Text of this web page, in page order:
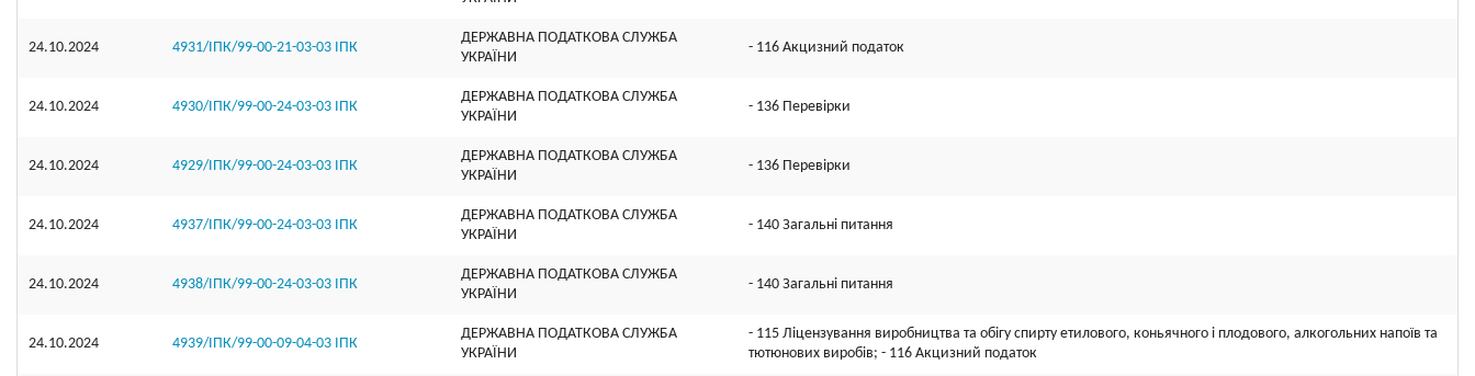
24.10.2024 4931/ІПК/99-00-21-03-03 ІПК
ДЕРЖАВНА ПОДАТКОВА СЛУЖБА
УКРАЇНИ
- 116 Акцизний податок
24.10.2024 4930/ІПК/99-00-24-03-03 ІПК
ДЕРЖАВНА ПОДАТКОВА СЛУЖБА
УКРАЇНИ
- 136 Перевірки
24.10.2024 4929/ІПК/99-00-24-03-03 ІПК
ДЕРЖАВНА ПОДАТКОВА СЛУЖБА
УКРАЇНИ
- 136 Перевірки
24.10.2024 4937/ІПК/99-00-24-03-03 ІПК
ДЕРЖАВНА ПОДАТКОВА СЛУЖБА
УКРАЇНИ
- 140 Загальні питання
24.10.2024 4938/ІПК/99-00-24-03-03 ІПК
ДЕРЖАВНА ПОДАТКОВА СЛУЖБА
УКРАЇНИ
- 140 Загальні питання
24.10.2024 4939/ІПК/99-00-09-04-03 ІПК
ДЕРЖАВНА ПОДАТКОВА СЛУЖБА
УКРАЇНИ
- 115 Ліцензування виробництва та обігу спирту етилового, коньячного і плодового, алкогольних напоїв та
тютюнових виробів; - 116 Акцизний податок